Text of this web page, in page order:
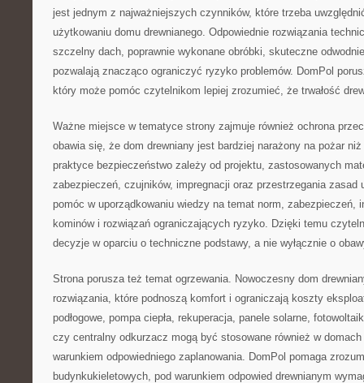
jest jednym z najważniejszych czynników, które trzeba
użytkowaniu domu drewnianego. Odpowiednie rozwiązania
szczelny dach, poprawnie wykonane obróbki, skuteczne
pozwalają znacząco ograniczyć ryzyko problemów. DomPol
który może pomóc czytelnikom lepiej zrozumieć, że trwałość
Ważne miejsce w tematyce strony zajmuje również ochrona
obawia się, że dom drewniany jest bardziej narażony na pożar
praktyce bezpieczeństwo zależy od projektu, zastosowanych
zabezpieczeń, czujników, impregnacji oraz przestrzegania zasad
pomóc w uporządkowaniu wiedzy na temat norm, zabezpieczeń,
kominów i rozwiązań ograniczających ryzyko. Dzięki temu
decyzje w oparciu o techniczne podstawy, a nie wyłącznie o
Strona porusza też temat ogrzewania. Nowoczesny dom
rozwiązania, które podnoszą komfort i ograniczają koszty
podłogowe, pompa ciepła, rekuperacja, panele solarne,
czy centralny odkurzacz mogą być stosowane również w
warunkiem odpowiedniego zaplanowania. DomPol pomaga
budynkukieletowych, pod warunkiem odpowied drewnianym